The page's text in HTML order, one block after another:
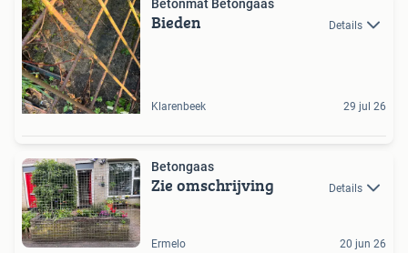
Betonmat Betongaas
Bieden Details
Klarenbeek 29 jul 26
Betongaas
Zie omschrijving Details
Ermelo 20 jun 26